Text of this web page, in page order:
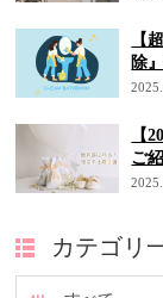
【
除
【
ご
カテゴリ